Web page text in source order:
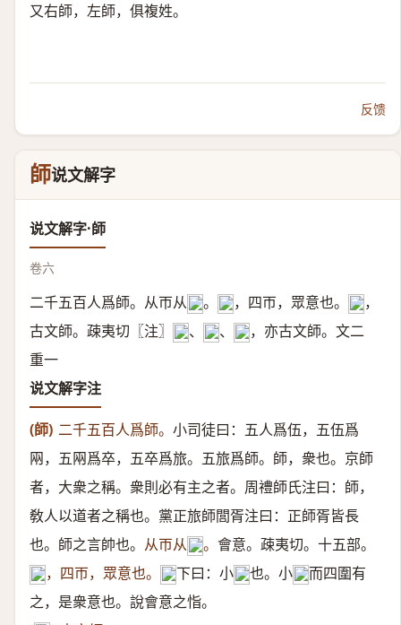
又右師，左師，俱複姓。
反馈
師说文解字
说文解字·師
卷六
二千五百人爲師。从帀从𠂤。 𠂤，四帀，眾意也。 𠦵 ，
古文師。疎夷切〖注〗 𠵀 、 𢂖 、 𩇱 ，亦古文師。文二
重一
说文解字注
(師) 二千五百人爲師。 小司徒曰：五人爲伍，五伍爲
㒳，五㒳爲卒，五卒爲旅。五旅爲師。師，衆也。京師
者，大衆之稱。衆則必有主之者。周禮師氏注曰：師，
敎人以道者之稱也。黨正旅師閭胥注曰：正師胥皆長
也。師之言帥也。 从帀从𠂤。 會意。疎夷切。十五部。
𠂤，四帀，眾意也。 𠂤下曰：小𨸏也。小𨸏而四圍有
之，是衆意也。說會意之恉。